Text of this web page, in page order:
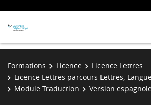
Formations Licence
Licence Lettres
Licence Lettres parcours Lettres,
Module Traduction
Version